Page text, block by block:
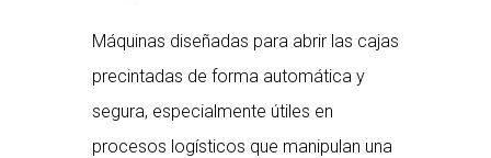
Máquinas diseñadas para abrir las cajas
precintadas de forma automática y
segura, especialmente útiles en
procesos logísticos que manipulan una